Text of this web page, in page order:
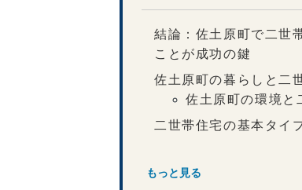
結論：佐土原町で二世
ことが成功の鍵
佐土原町の暮らしと二
佐土原町の環境と
二世帯住宅の基本タイ
生活リズムの違いを受
もっと見る